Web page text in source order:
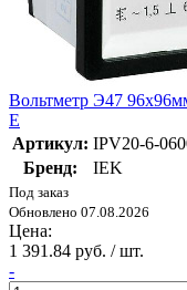
Вольтметр Э47
E
Артикул: IPV20-6-
Бренд:
IEK
Под заказ
Обновлено 07.08.2026
Цена:
1 391.84 руб. / шт.
-